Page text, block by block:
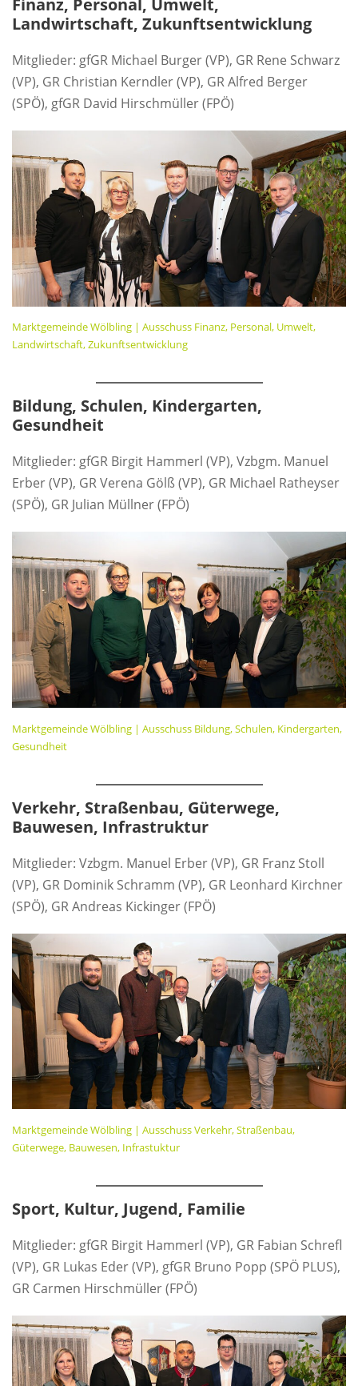
Finanz, Personal, Umwelt,
Landwirtschaft, Zukunftsentwicklung
Mitglieder: gfGR Michael Burger (VP), GR Rene Schwarz
(VP), GR Christian Kerndler (VP), GR Alfred Berger
(SPÖ), gfGR David Hirschmüller (FPÖ)
Marktgemeinde Wölbling | Ausschuss Finanz, Personal, Umwelt,
Landwirtschaft, Zukunftsentwicklung
Bildung, Schulen, Kindergarten,
Gesundheit
Mitglieder: gfGR Birgit Hammerl (VP), Vzbgm. Manuel
Erber (VP), GR Verena Gölß (VP), GR Michael Ratheyser
(SPÖ), GR Julian Müllner (FPÖ)
Marktgemeinde Wölbling | Ausschuss Bildung, Schulen, Kindergarten,
Gesundheit
Verkehr, Straßenbau, Güterwege,
Bauwesen, Infrastruktur
Mitglieder: Vzbgm. Manuel Erber (VP), GR Franz Stoll
(VP), GR Dominik Schramm (VP), GR Leonhard Kirchner
(SPÖ), GR Andreas Kickinger (FPÖ)
Marktgemeinde Wölbling | Ausschuss Verkehr, Straßenbau,
Güterwege, Bauwesen, Infrastuktur
Sport, Kultur, Jugend, Familie
Mitglieder: gfGR Birgit Hammerl (VP), GR Fabian Schrefl
(VP), GR Lukas Eder (VP), gfGR Bruno Popp (SPÖ PLUS),
GR Carmen Hirschmüller (FPÖ)